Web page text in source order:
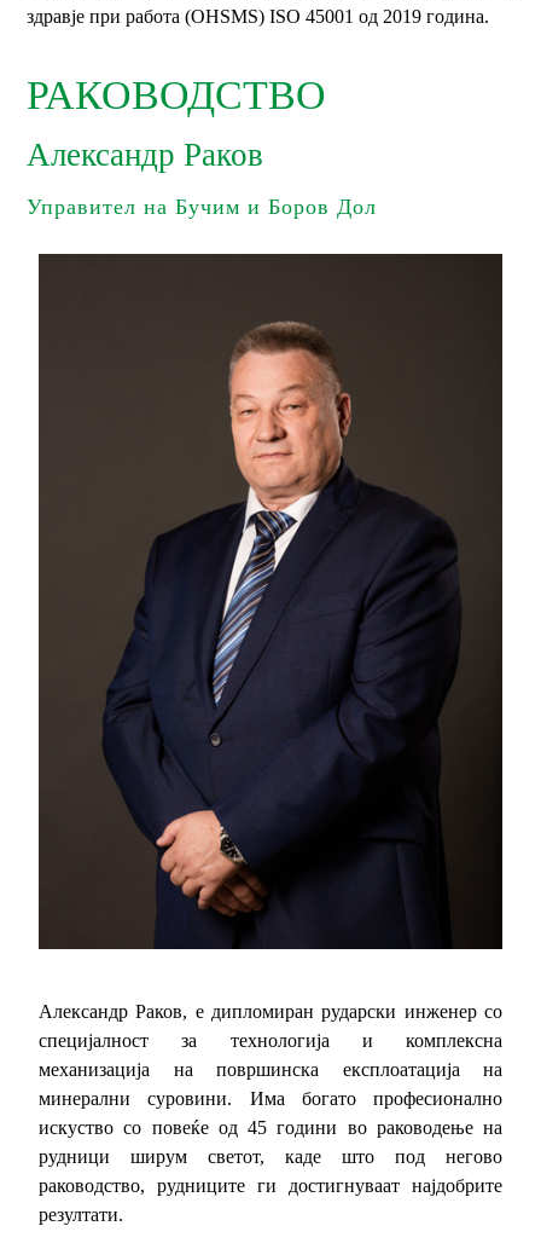
здравје при работа (OHSMS) ISO 45001 од 2019 година.
РАКОВОДСТВО
Александр Раков
Управител на Бучим и Боров Дол
Александр Раков, е дипломиран рударски инженер со
специјалност за технологија и комплексна
механизација на површинска експлоатација на
минерални суровини. Има богато професионално
искуство со повеќе од 45 години во раководење на
рудници ширум светот, каде што под негово
раководство, рудниците ги достигнуваат најдобрите
резултати.